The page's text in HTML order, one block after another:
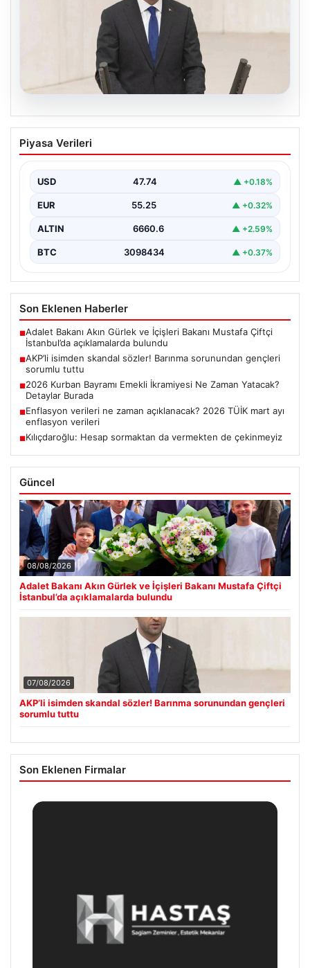
07.08.2026
AKP’li isimden skandal sözler! Barınma
sorunundan gençleri sorumlu tuttu
Sorunu ve Gençlerin Sorumluluğu Üzerine Tartışmalar",
"content":…
Piyasa Verileri
USD 47.74 ▲ +0.18%
EUR 55.25 ▲ +0.32%
ALTIN 6660.6 ▲ +2.59%
BTC 3098434 ▲ +0.37%
Son Eklenen Haberler
■Adalet Bakanı Akın Gürlek ve İçişleri Bakanı Mustafa Çiftçi
İstanbul’da açıklamalarda bulundu
■AKP’li isimden skandal sözler! Barınma sorunundan gençleri
sorumlu tuttu
■2026 Kurban Bayramı Emekli İkramiyesi Ne Zaman Yatacak?
Detaylar Burada
■Enflasyon verileri ne zaman açıklanacak? 2026 TÜİK mart ayı
enflasyon verileri
■Kılıçdaroğlu: Hesap sormaktan da vermekten de çekinmeyiz
Güncel
08/08/2026
Adalet Bakanı Akın Gürlek ve İçişleri Bakanı Mustafa Çiftçi
İstanbul’da açıklamalarda bulundu
07/08/2026
AKP’li isimden skandal sözler! Barınma sorunundan gençleri
sorumlu tuttu
Son Eklenen Firmalar